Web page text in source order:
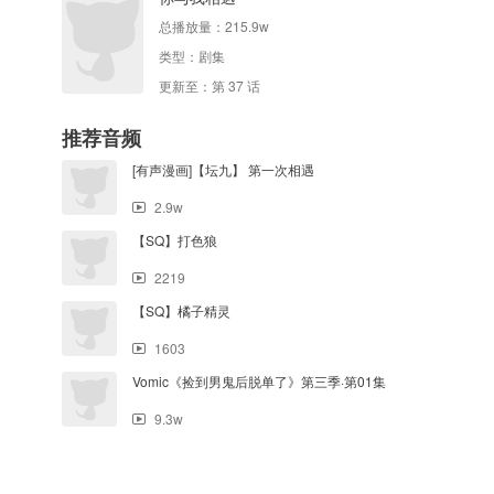
总播放量： 215.9w
类型： 剧集
更新至：第 37 话
推荐音频
[有声漫画]【坛九】 第一次相遇
2.9w
【SQ】打色狼
2219
【SQ】橘子精灵
1603
Vomic《捡到男鬼后脱单了》第三季·第01集
9.3w